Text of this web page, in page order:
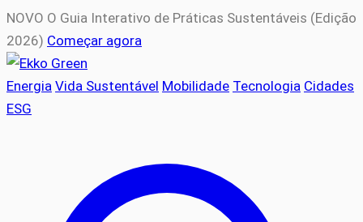
NOVO O Guia Interativo de Práticas Sustentáveis (Edição
2026) Começar agora
Energia Vida Sustentável Mobilidade Tecnologia Cidades
ESG